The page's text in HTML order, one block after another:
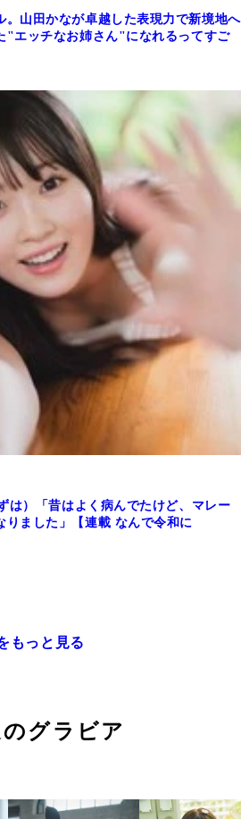
。山田かなが卓越した表現力で新境地へ
"エッチなお姉さん"になれるってすご
は）「昔はよく病んでたけど、マレー
りました」【連載 なんで令和に
もっと見る
グラビア